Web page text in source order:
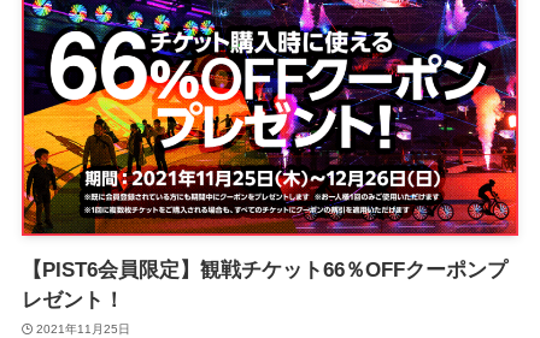
【PIST6会員限定】観戦チケット66％OFFクーポンプ
レゼント！
2021年11月25日